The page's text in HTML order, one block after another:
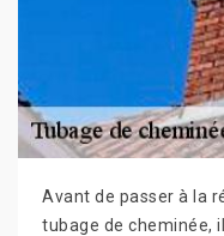
Avant de passer à la
tubage de cheminée,